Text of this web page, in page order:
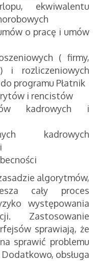
ekwiwalentu
o pracę i umów
( firmy,
i rozliczeniowych
programu Płatnik
i rencistów
kadrowych i
kadrowych
algorytmów,
cały proces
występowania
Zastosowanie
sprawiają, że
sprawić problemu
obsługa